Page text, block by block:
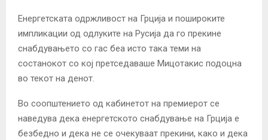
Енергетската одржливост на Грција и пошироките
импликации од одлуките на Русија да го прекине
снабдувањето со гас беа исто така теми на
состанокот со кој претседаваше Мицотакис подоцна
во текот на денот.
Во соопштението од кабинетот на премиерот се
наведува дека енергетското снабдување на Грција е
безбедно и дека не се очекуваат прекини, како и дека